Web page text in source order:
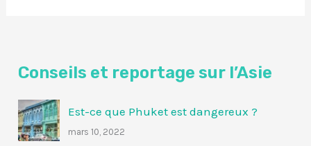
famille
dans
Alpes-
de-
Haute-
Provence
Conseils et reportage sur l’Asie
Est-ce que Phuket est dangereux ?
mars 10, 2022